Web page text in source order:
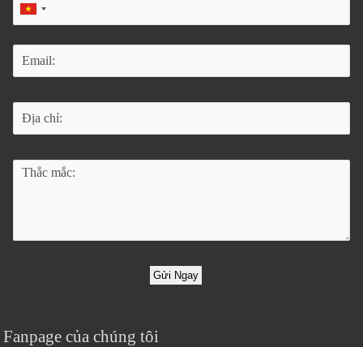
Gửi Ngay
Fanpage của chúng tôi